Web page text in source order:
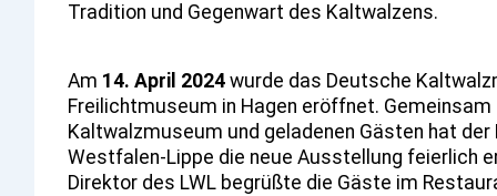
Tradition und Gegenwart des Kaltwalzens.
Am 14. April 2024 wurde das Deutsche
Freilichtmuseum in Hagen eröffnet.
Kaltwalzmuseum und geladenen Gästen hat
Westfalen-Lippe die neue Ausstellung feierlich
Direktor des LWL begrüßte die Gäste im